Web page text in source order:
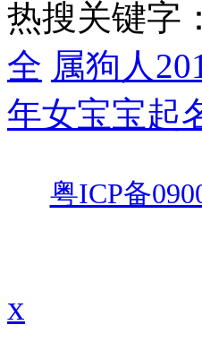
热搜关键字
全 属狗人
年女宝宝起
粤ICP备
x